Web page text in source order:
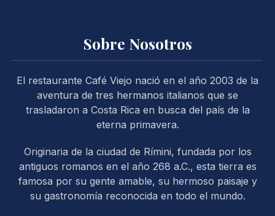
Sobre Nosotros
El restaurante Café Viejo nació en el año 2003 de la
aventura de tres hermanos italianos que se
trasladaron a Costa Rica en busca del país de la
eterna primavera.
Originaria de la ciudad de Rímini, fundada por los
antiguos romanos en el año 268 a.C., esta tierra es
famosa por su gente amable, su hermoso paisaje y
su gastronomía reconocida en todo el mundo.
PREVIOUS